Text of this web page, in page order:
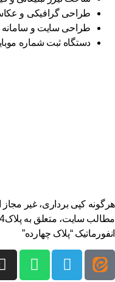
طراحی گرافیکی و
طراحی سایت و سامانه
دستگاه ثبت شماره
کپی برداری، غیر
“پلاک چهارده”